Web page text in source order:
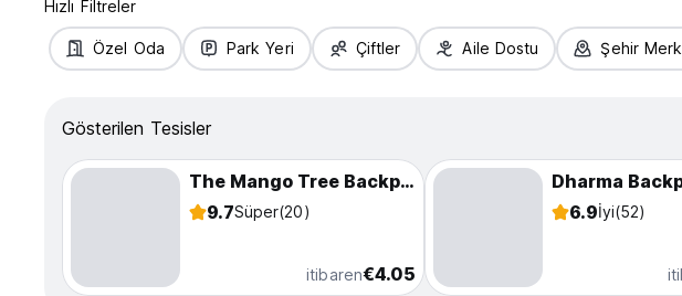
Hızlı Filtreler
Özel Oda Park Yeri Çiftler Aile Dostu Şehir
Gösterilen Tesisler
The Mango Tree Backpackers Hostel
9.7Süper(20)
itibaren€4.05
Dharma
6.9İyi(52)